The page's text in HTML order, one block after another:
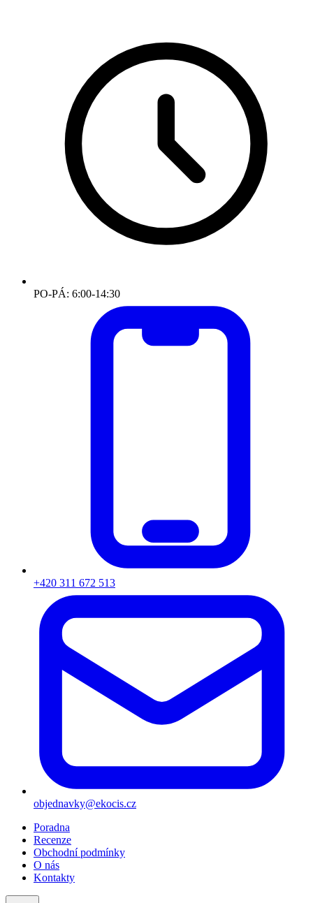
PO-PÁ: 6:00-14:30
+420 311 672 513
objednavky@ekocis.cz
Poradna
Recenze
Obchodní podmínky
O nás
Kontakty